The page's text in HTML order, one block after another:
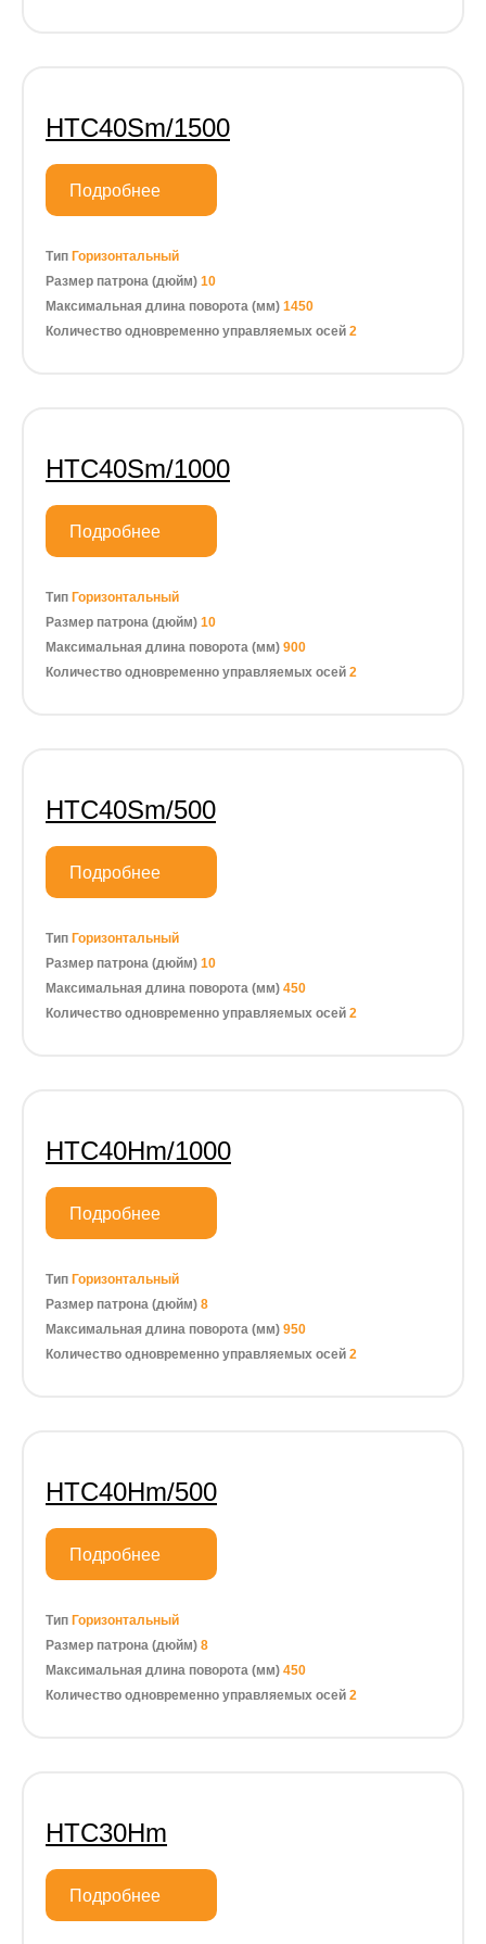
HTC40Sm/1500
Подробнее
Тип Горизонтальный
Размер патрона (дюйм) 10
Максимальная длина поворота (мм) 1450
Количество одновременно управляемых осей 2
HTC40Sm/1000
Подробнее
Тип Горизонтальный
Размер патрона (дюйм) 10
Максимальная длина поворота (мм) 900
Количество одновременно управляемых осей 2
HTC40Sm/500
Подробнее
Тип Горизонтальный
Размер патрона (дюйм) 10
Максимальная длина поворота (мм) 450
Количество одновременно управляемых осей 2
HTC40Hm/1000
Подробнее
Тип Горизонтальный
Размер патрона (дюйм) 8
Максимальная длина поворота (мм) 950
Количество одновременно управляемых осей 2
HTC40Hm/500
Подробнее
Тип Горизонтальный
Размер патрона (дюйм) 8
Максимальная длина поворота (мм) 450
Количество одновременно управляемых осей 2
HTC30Hm
Подробнее